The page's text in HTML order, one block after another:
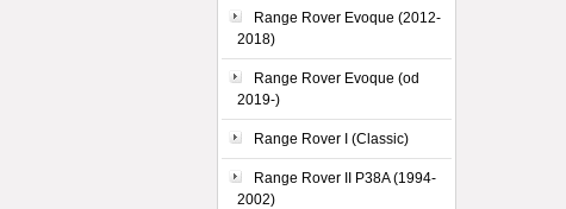
Range Rover Evoque (2012-
2018)
Range Rover Evoque (od
2019-)
Range Rover I (Classic)
Range Rover II P38A (1994-
2002)